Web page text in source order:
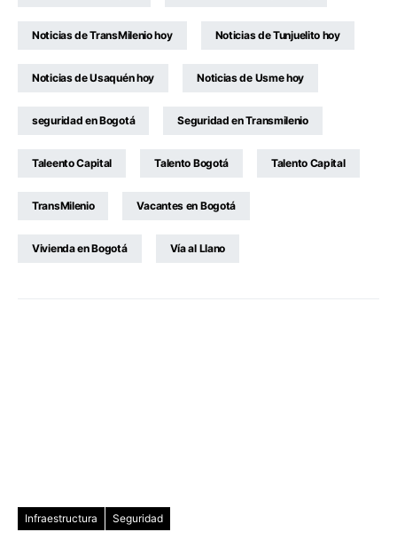
Noticias de TransMilenio hoy Noticias de Tunjuelito hoy
Noticias de Usaquén hoy Noticias de Usme hoy
seguridad en Bogotá Seguridad en Transmilenio
Taleento Capital Talento Bogotá Talento Capital
TransMilenio Vacantes en Bogotá
Vivienda en Bogotá Vía al Llano
Infraestructura Seguridad